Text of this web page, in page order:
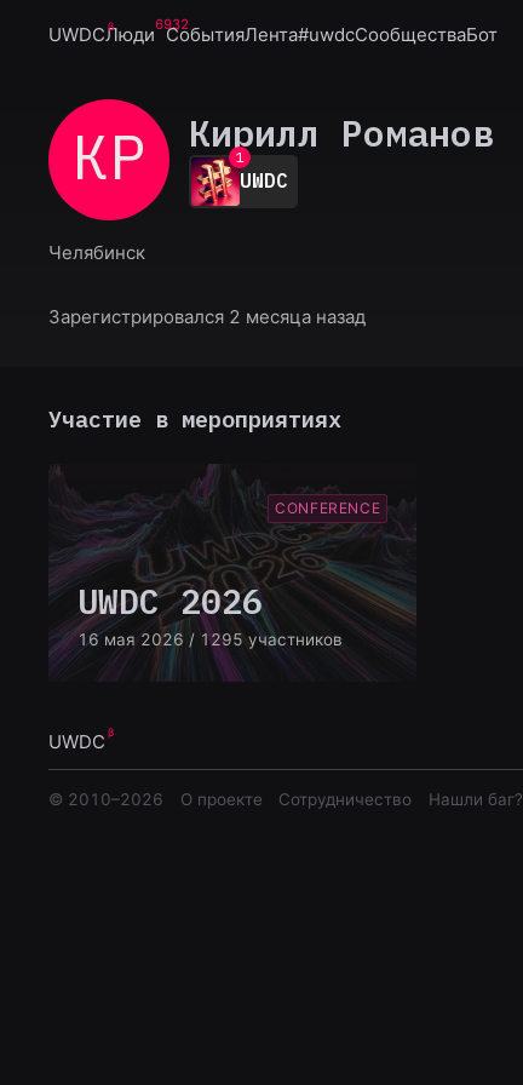
UWDCЛюди6932
СобытияЛента#uwdcСообществаБот
КР Кирилл Романов
0
1
2
3
8
UWDC
Челябинск
Зарегистрировался 2 месяца назад
Участие в мероприятиях
CONFERENCE
UWDC 2026
16 мая 2026 / 1295 участников
UWDC
© 2010–2026 О проекте Сотрудничество Нашли баг?